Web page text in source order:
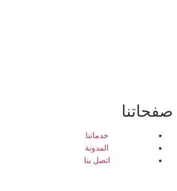
صفحاتنا
خدماتنا
المدونة
اتصل بنا